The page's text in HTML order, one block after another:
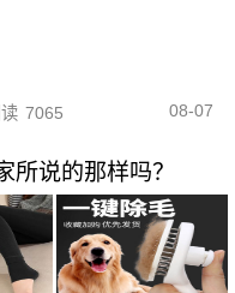
7065 08-07
所说的那样吗？